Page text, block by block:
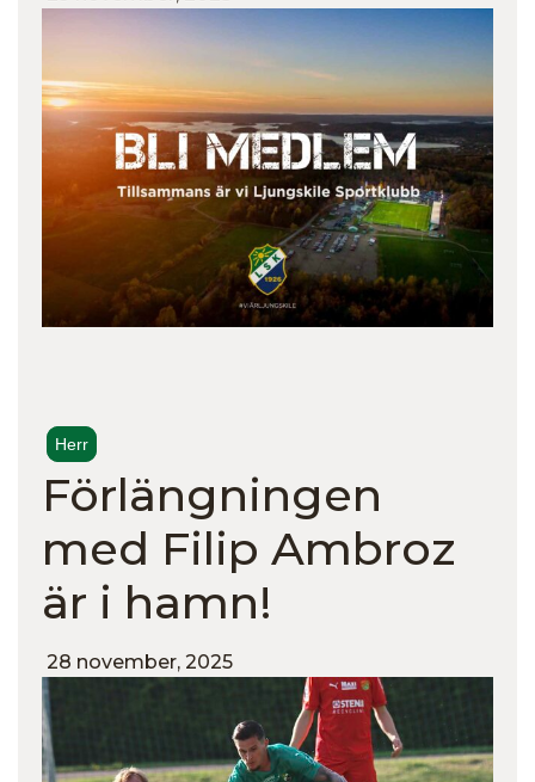
Herr
Förlängningen
med Filip Ambroz
är i hamn!
28 november, 2025